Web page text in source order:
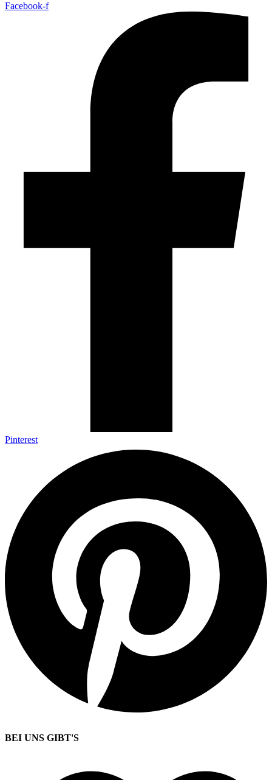
Facebook-f
Pinterest
BEI UNS GIBT'S